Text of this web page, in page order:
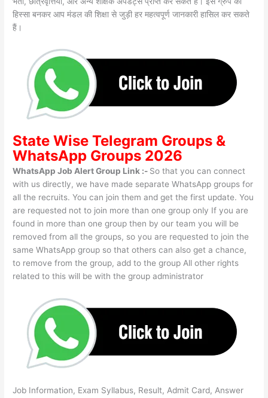
हिस्सा बनकर आप मंडल की शिक्षा से जुड़ी हर महत्वपूर्ण जानकारी हासिल कर सकते
हैं।
State WiseTelegram Groups &
WhatsApp Groups 2026
WhatsApp Job Alert Group Link :- So that you can connect
with us directly, we have made separate WhatsApp groups for
all the recruits. You can join them and get the first update. You
are requested not to join more than one group only If you are
found in more than one group then by our team you will be
removed from all the groups, so you are requested to join the
same WhatsApp group so that others can also get a chance,
to remove from the group, add to the group All other rights
related to this will be with the group administrator
Job Information, Exam Syllabus, Result, Admit Card, Answer